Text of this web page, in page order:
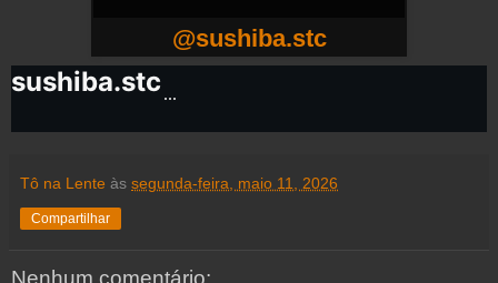
@sushiba.stc
sushiba.stc
Tô na Lente às segunda-feira, maio 11, 2026
Compartilhar
Nenhum comentário: